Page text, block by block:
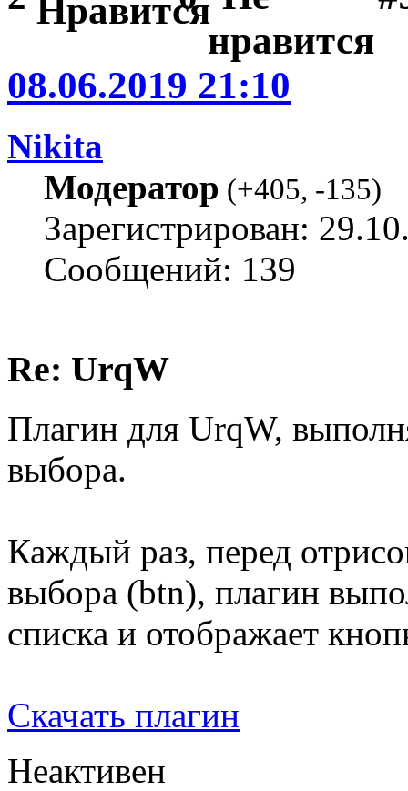
08.06.2019 21:10
Nikita
Модератор (+405, -135)
Зарегистрирован:
Сообщений: 139
Re: UrqW
Плагин для UrqW,
выбора.
Каждый раз, перед
выбора (btn), плагин
списка и отображает
Скачать плагин
Неактивен